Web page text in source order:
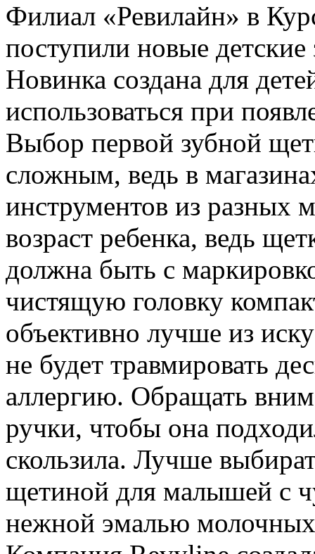
Филиал «Ревилайн» в
поступили новые
Новинка создана для
использоваться при
Выбор первой зубной
сложным, ведь в
инструментов из разных
возраст ребенка, ведь
должна быть с
чистящую головку
объективно лучше из
не будет травмировать
аллергию. Обращать
ручки, чтобы она
скользила. Лучше
щетиной для малышей с
нежной эмалью молочных